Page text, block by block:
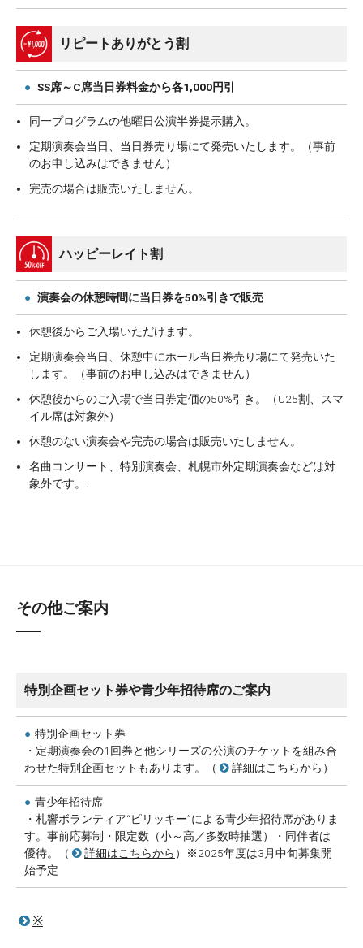
リピートありがとう割
● SS席～C席当日券料金から各1,000円引
同一プログラムの他曜日公演半券提示購入。
定期演奏会当日、当日券売り場にて発売いたします。（事前
のお申し込みはできません）
完売の場合は販売いたしません。
ハッピーレイト割
● 演奏会の休憩時間に当日券を50%引きで販売
休憩後からご入場いただけます。
定期演奏会当日、休憩中にホール当日券売り場にて発売いた
します。（事前のお申し込みはできません）
休憩後からのご入場で当日券定価の50%引き。（U25割、スマ
イル席は対象外）
休憩のない演奏会や完売の場合は販売いたしません。
名曲コンサート、特別演奏会、札幌市外定期演奏会などは対
象外です。.
その他ご案内
特別企画セット券や青少年招待席のご案内
● 特別企画セット券
・定期演奏会の1回券と他シリーズの公演のチケットを組み合
わせた特別企画セットもあります。（
詳細はこちらから ）
● 青少年招待席
・札響ボランティア“ピリッキー”による青少年招待席がありま
す。事前応募制・限定数（小～高／多数時抽選）・同伴者は
優待。（
詳細はこちらから ）※2025年度は3月中旬募集開
始予定
※